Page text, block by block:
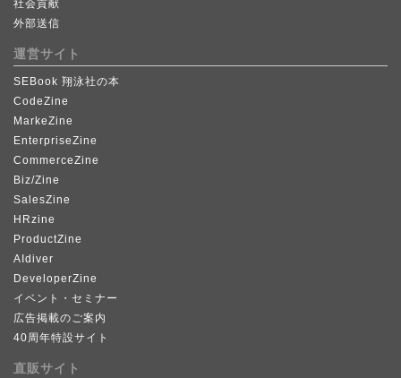
社会貢献
外部送信
運営サイト
SEBook 翔泳社の本
CodeZine
MarkeZine
EnterpriseZine
CommerceZine
Biz/Zine
SalesZine
HRzine
ProductZine
AIdiver
DeveloperZine
イベント・セミナー
広告掲載のご案内
40周年特設サイト
直販サイト